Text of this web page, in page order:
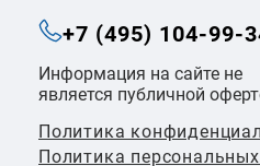
+7 (495) 104-99-
Информация на сайте не
является публичной
Политика
Политикa